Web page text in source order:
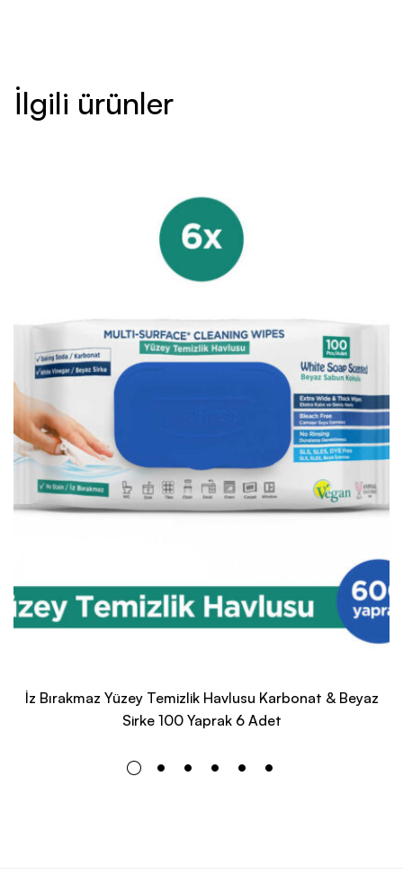
İlgili ürünler
İz Bırakmaz Yüzey Temizlik Havlusu Karbonat & Beyaz
Sirke 100 Yaprak 6 Adet